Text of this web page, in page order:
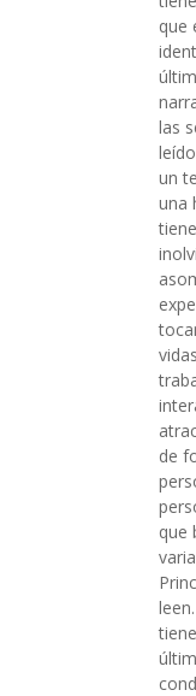
que
las
un
una
de
que